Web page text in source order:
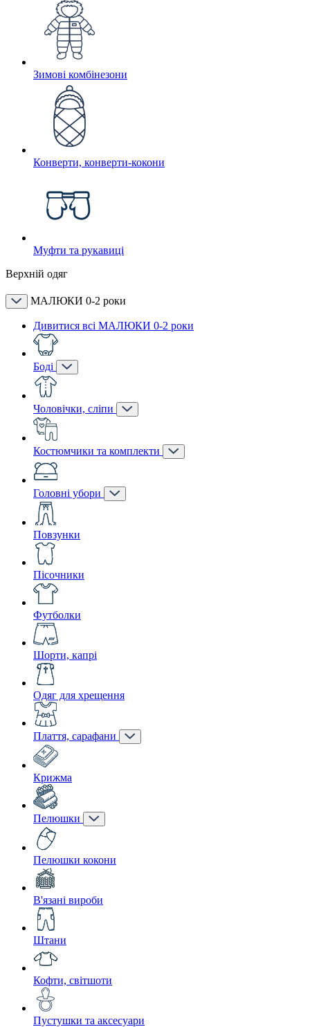
Зимові комбінезони
Конверти, конверти-кокони
Муфти та рукавиці
Верхній одяг
МАЛЮКИ 0-2 роки
Дивитися всі МАЛЮКИ 0-2 роки
Боді
Чоловічки, сліпи
Костюмчики та комплекти
Головні убори
Повзунки
Пісочники
Футболки
Шорти, капрі
Одяг для хрещення
Плаття, сарафани
Крижма
Пелюшки
Пелюшки кокони
В'язані вироби
Штани
Кофти, світшоти
Пустушки та аксесуари